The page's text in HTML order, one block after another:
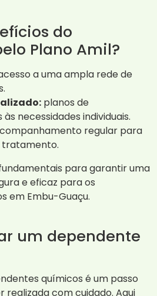
do
Plano Amil?
a uma ampla rede de
planos de
necessidades individuais.
regular para
tratamento.
para garantir uma
e eficaz para os
em Embu-Guaçu.
um dependente
químicos é um passo
com cuidado. Aqui